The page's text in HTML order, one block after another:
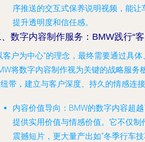
序推送的交互式保养说明视频，能
提升透明度和信任感。
数字内容制作服务：BMW践行“
客户为中心”的理念，最终需要通过具
将数字内容制作视为关键的战略服务
带，建立与客户深度、持久的情感连接
内容价值导向 ：BMW的数字内容超
提供实用价值与情感价值。它不仅
震撼短片，更大量产出如“冬季行车